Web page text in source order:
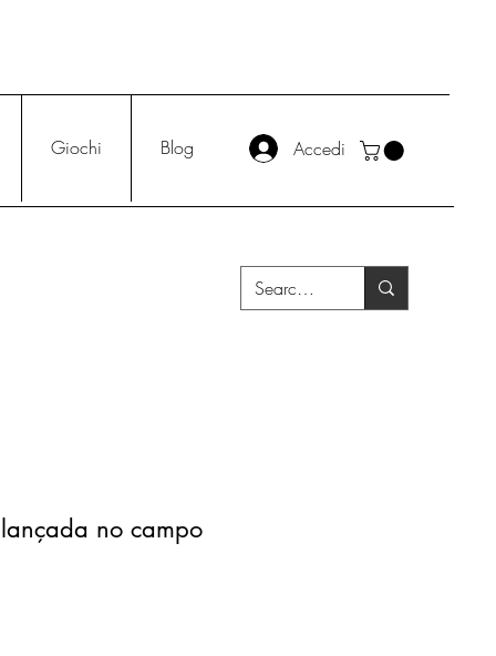
Giochi Blog Accedi
no campo